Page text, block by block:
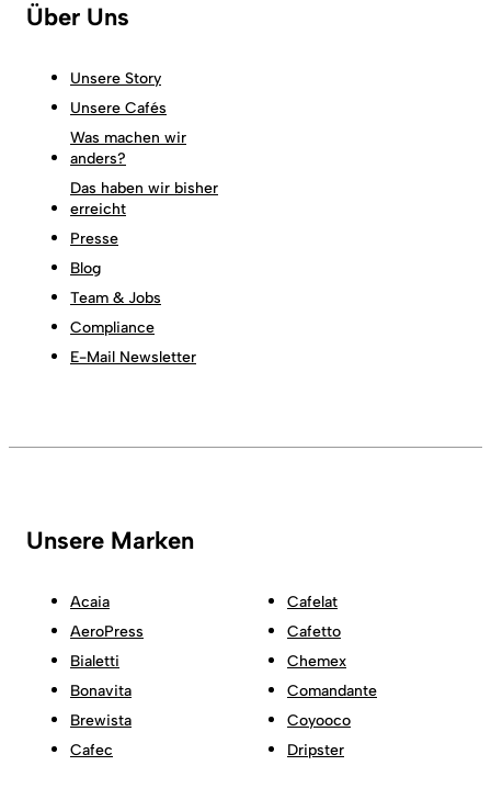
Über Uns
Unsere Story
Unsere Cafés
Was machen wir
anders?
Das haben wir bisher
erreicht
Presse
Blog
Team & Jobs
Compliance
E-Mail Newsletter
Unsere Marken
Acaia
AeroPress
Bialetti
Bonavita
Brewista
Cafec
Cafelat
Cafetto
Chemex
Comandante
Coyooco
Dripster